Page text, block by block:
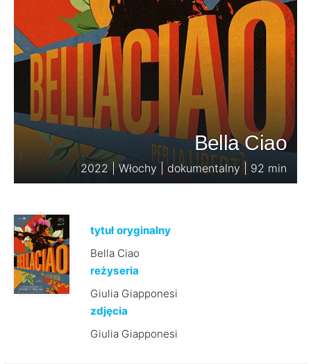
Bella Ciao
2022 | Włochy | dokumentalny | 92 min
tytuł oryginalny
Bella Ciao
reżyseria
Giulia Giapponesi
zdjęcia
Giulia Giapponesi